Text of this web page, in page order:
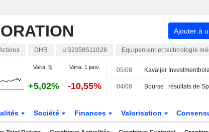
Ajouter à
DHR US2358511028 Equipement et technologie
Varia. 5j. Varia. 1 janv.
+5,02% -10,55%
05/08
04/08
Société Finances Valorisation